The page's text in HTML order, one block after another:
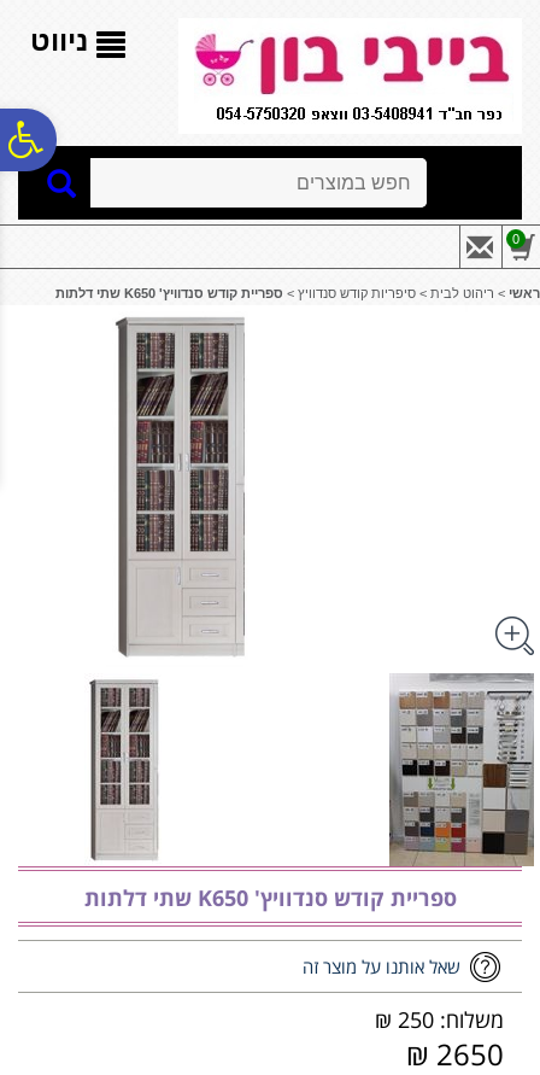
נגישות
אתר
המרכזי
ניווט
0
ראשי > ריהוט לבית > סיפריות קודש סנדוויץ > ספריית קודש סנדוויץ' K650 שתי דלתות
ספריית קודש סנדוויץ' K650 שתי דלתות
שאל אותנו על מוצר זה
משלוח: 250 ₪
2650 ₪